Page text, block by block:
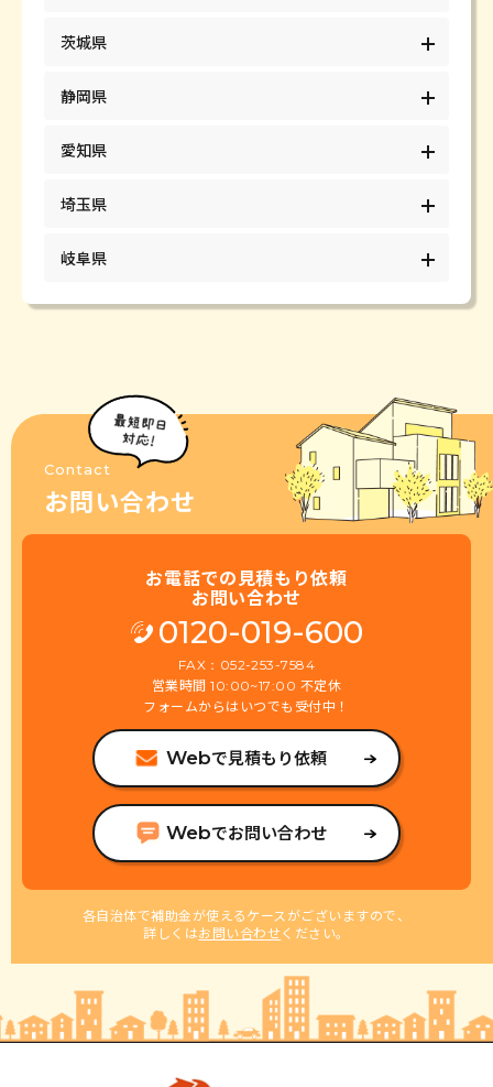
茨城県
静岡県
愛知県
埼玉県
岐阜県
Contact
お問い合わせ
お電話での見積もり依頼
お問い合わせ
0120-019-600
FAX：052-253-7584
営業時間10:00~17:00 不定休
フォームからはいつでも受付中！
Webで見積もり依頼
Webでお問い合わせ
各自治体で補助金が使えるケースがございますので、
詳しくはお問い合わせください。